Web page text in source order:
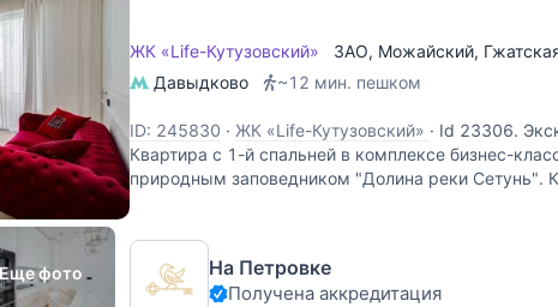
фото
ЖК «Life-Кутузовский» ЗАО, Можайский,
Давыдково
~12 мин. пешком
ID: 245830 · ЖК «Life-Кутузовский» · Id 23306.
Квартира с 1-й спальней в комплексе бизнес-
природным заповедником "Долина реки Сетунь".
На Петровке
Получена аккредитация